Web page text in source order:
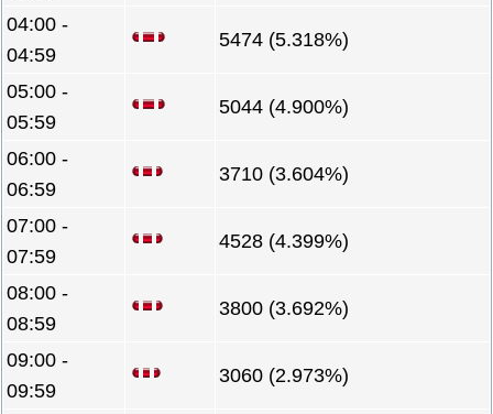
04:00 -
04:59
5474 (5.318%)
05:00 -
05:59
5044 (4.900%)
06:00 -
06:59
3710 (3.604%)
07:00 -
07:59
4528 (4.399%)
08:00 -
08:59
3800 (3.692%)
09:00 -
09:59
3060 (2.973%)